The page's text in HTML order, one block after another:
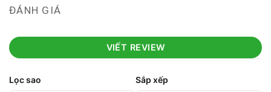
ĐÁNH GIÁ
VIẾT REVIEW
Lọc sao Sắp xếp